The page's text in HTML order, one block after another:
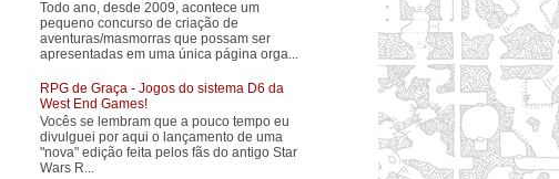
Todo ano, desde 2009, acontece um
pequeno concurso de criação de
aventuras/masmorras que possam ser
apresentadas em uma única página orga...
RPG de Graça - Jogos do sistema D6 da
West End Games!
Vocês se lembram que a pouco tempo eu
divulguei por aqui o lançamento de uma
"nova" edição feita pelos fãs do antigo Star
Wars R...